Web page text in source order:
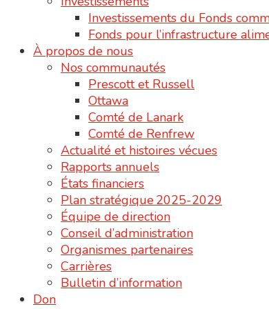
Investissements du Fonds
Fonds pour l’infrastructure
À propos de nous
Nos communautés
Prescott et Russell
Ottawa
Comté de Lanark
Comté de Renfrew
Actualité et histoires vécues
Rapports annuels
États financiers
Plan stratégique 2025-2029
Équipe de direction
Conseil d’administration
Organismes partenaires
Carrières
Bulletin d’information
Don